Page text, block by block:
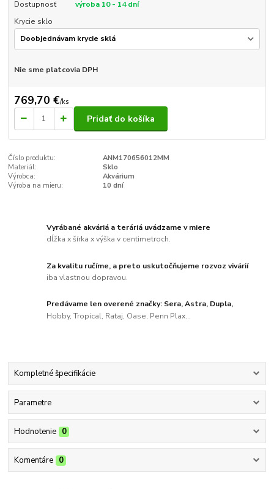
Dostupnosť
výroba 10 - 14 dní
Krycie sklo
Nie sme platcovia DPH
769,70 €/ks
Pridať do košíka
Číslo produktu:
ANM170656012MM
Materiál:
Sklo
Výrobca:
Akvárium
Výroba na mieru:
10 dní
Vyrábané akváriá a teráriá uvádzame v miere
dĺžka x šírka x výška v centimetroch.
Za kvalitu ručíme, a preto uskutočňujeme rozvoz vivárií
iba vlastnou dopravou.
Predávame len overené značky: Sera, Astra, Dupla,
Hobby, Tropical, Rataj, Oase, Penn Plax...
Kompletné špecifikácie
Parametre
Hodnotenie 0
Komentáre 0